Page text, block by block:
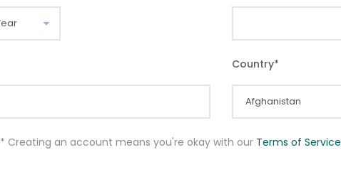
Country*
* Creating an account means you're okay with our Terms of Service